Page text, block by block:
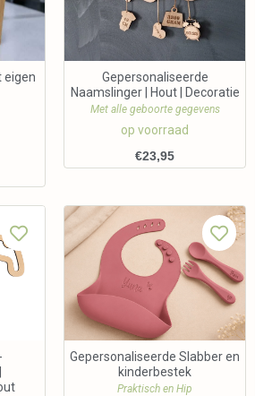
eigen
Gepersonaliseerde
Naamslinger | Hout | Decoratie
Met alle geboorte gegevens
op voorraad
€23,95
Gepersonaliseerde Slabber en
kinderbestek
Praktisch en Hip